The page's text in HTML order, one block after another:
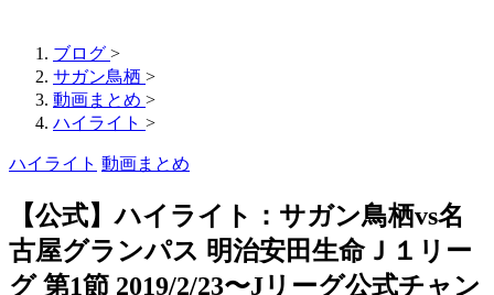
ブログ >
サガン鳥栖 >
動画まとめ >
ハイライト >
ハイライト 動画まとめ
【公式】ハイライト：サガン鳥栖vs名
古屋グランパス 明治安田生命Ｊ１リー
グ 第1節 2019/2/23〜Jリーグ公式チャン